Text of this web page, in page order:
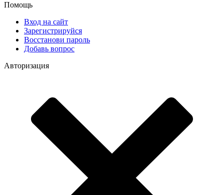
Помощь
Вход на сайт
Зарегистрируйся
Восстанови пароль
Добавь вопрос
Авторизация